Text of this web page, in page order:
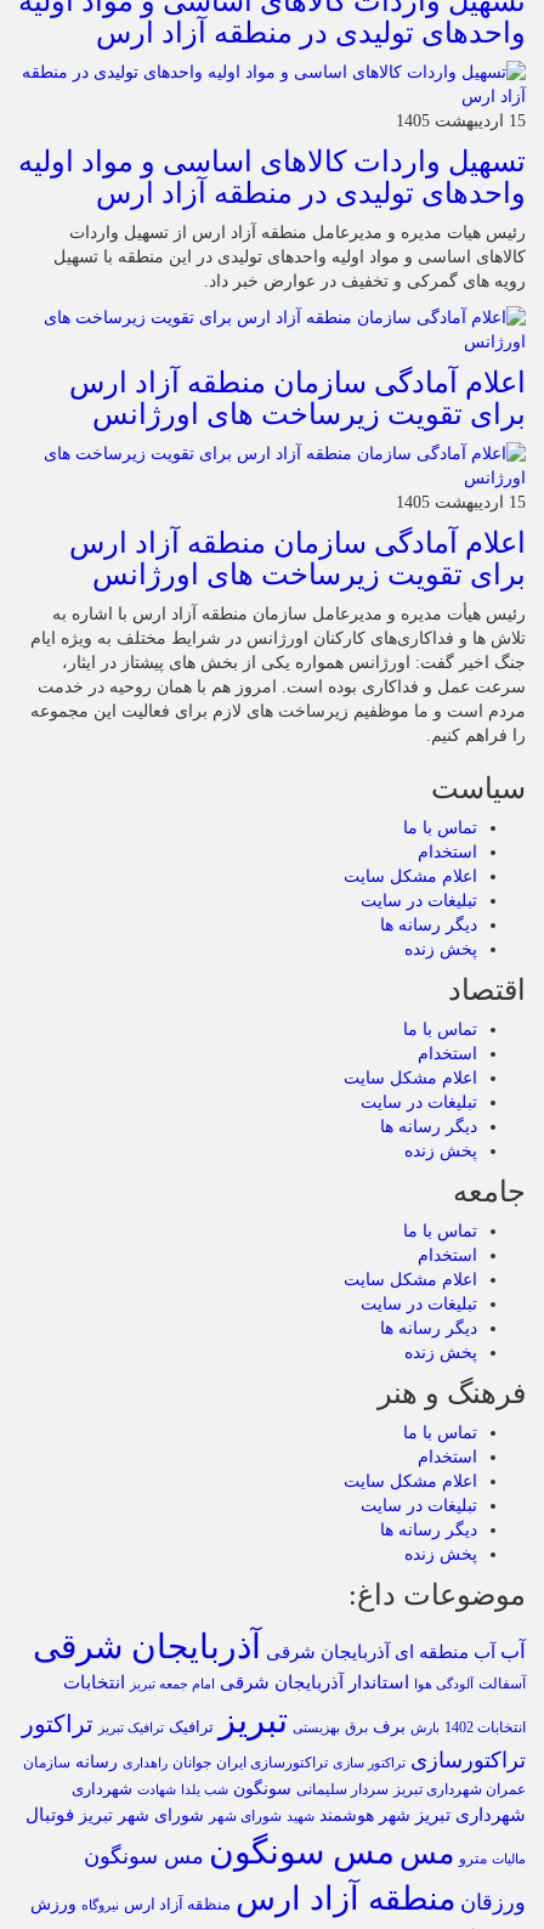
واحدهای تولیدی در منطقه آزاد ارس
15 اردیبهشت 1405
تسهیل واردات کالاهای اساسی و مواد اولیه
واحدهای تولیدی در منطقه آزاد ارس
رئیس هیات مدیره و مدیرعامل منطقه آزاد ارس از تسهیل واردات
کالاهای اساسی و مواد اولیه واحدهای تولیدی در این منطقه با تسهیل
رویه های گمرکی و تخفیف در عوارض خبر داد.
اعلام آمادگی سازمان منطقه آزاد ارس
برای تقویت زیرساخت‌ های اورژانس
15 اردیبهشت 1405
اعلام آمادگی سازمان منطقه آزاد ارس
برای تقویت زیرساخت‌ های اورژانس
رئیس هیأت‌ مدیره و مدیرعامل سازمان منطقه آزاد ارس با اشاره به
تلاش‌ ها و فداکاری‌های کارکنان اورژانس در شرایط مختلف به‌ ویژه ایام
جنگ اخیر گفت: اورژانس همواره یکی از بخش‌ های پیشتاز در ایثار،
سرعت‌ عمل و فداکاری بوده است. امروز هم با همان روحیه در خدمت
مردم است و ما موظفیم زیرساخت‌ های لازم برای فعالیت این مجموعه
را فراهم کنیم.
سیاست
تماس با ما
استخدام
اعلام مشکل سایت
تبلیغات در سایت
دیگر رسانه ها
پخش زنده
اقتصاد
تماس با ما
استخدام
اعلام مشکل سایت
تبلیغات در سایت
دیگر رسانه ها
پخش زنده
جامعه
تماس با ما
استخدام
اعلام مشکل سایت
تبلیغات در سایت
دیگر رسانه ها
پخش زنده
فرهنگ و هنر
تماس با ما
استخدام
اعلام مشکل سایت
تبلیغات در سایت
دیگر رسانه ها
پخش زنده
موضوعات داغ:
آب آب منطقه ای آذربایجان شرقی آذربایجان شرقی
آسفالت آلودگی هوا استاندار آذربایجان شرقی امام جمعه تبریز انتخابات
انتخابات 1402 بارش برف برق بهزیستی تبریز ترافیک ترافیک تبریز تراکتور
تراکتورسازی تراکتور سازی تراکتورسازی ایران جوانان راهداری رسانه سازمان
عمران شهرداری تبریز سردار سلیمانی سونگون شب یلدا شهادت شهرداری
شهرداری تبریز شهر هوشمند شهید شورای شهر شورای شهر تبریز فوتبال
مالیات مترو مس مس سونگون مس سونگون
ورزقان منطقه آزاد ارس منظقه آزاد ارس نیروگاه ورزش